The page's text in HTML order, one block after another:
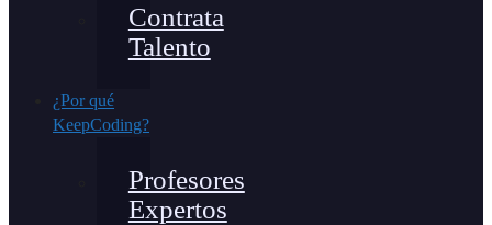
Contrata
Talento
¿Por qué
KeepCoding?
Profesores
Expertos